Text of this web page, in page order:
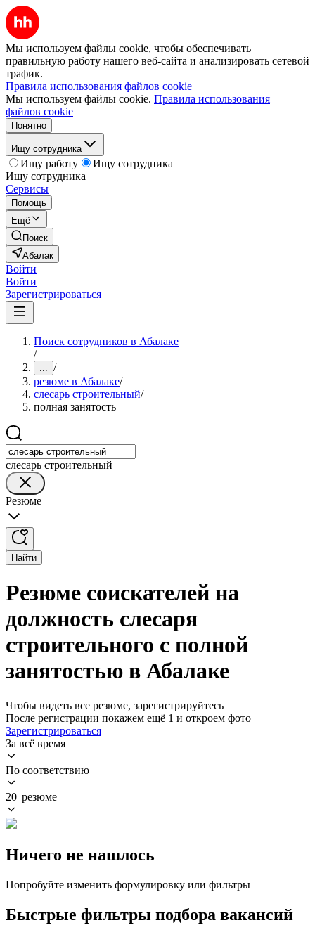
Мы используем файлы cookie, чтобы обеспечивать
правильную работу нашего веб-сайта и анализировать сетевой
трафик.
Правила использования файлов cookie
Мы используем файлы cookie. Правила использования
файлов cookie
Понятно
Ищу сотрудника
Ищу работу
Ищу сотрудника
Ищу сотрудника
Сервисы
Помощь
Ещё
Поиск
Абалак
Войти
Войти
Зарегистрироваться
Поиск сотрудников в Абалаке
/
... /
резюме в Абалаке/
слесарь строительный/
полная занятость
слесарь строительный
Резюме
Найти
Резюме соискателей на
должность слесаря
строительного с полной
занятостью в Абалаке
Чтобы видеть все резюме, зарегистрируйтесь
После регистрации покажем ещё 1 и откроем фото
Зарегистрироваться
За всё время
По соответствию
20 резюме
Ничего не нашлось
Попробуйте изменить формулировку или фильтры
Быстрые фильтры подбора вакансий